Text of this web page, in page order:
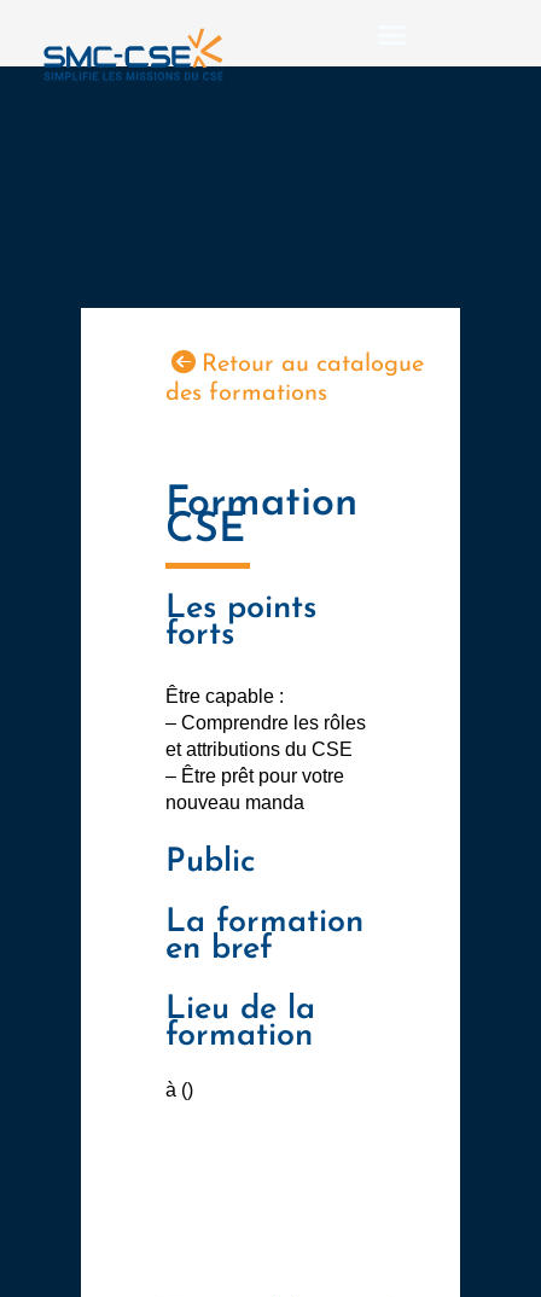
contenu
Retour au catalogue
des formations
Formation
CSE
Les points
forts
Être capable :
– Comprendre les rôles
et attributions du CSE
– Être prêt pour votre
nouveau manda
Public
La formation
en bref
Lieu de la
formation
à ()